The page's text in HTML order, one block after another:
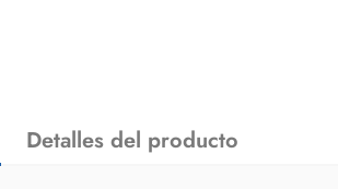
Detalles del producto